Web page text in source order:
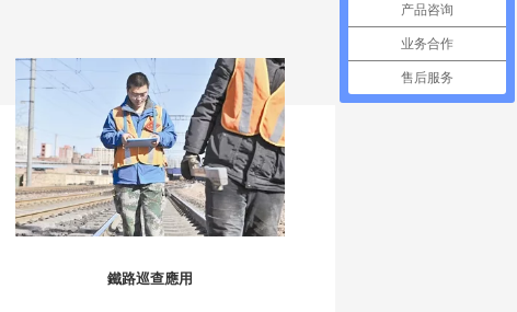
鐵路巡查應用
产品咨询
业务合作
售后服务